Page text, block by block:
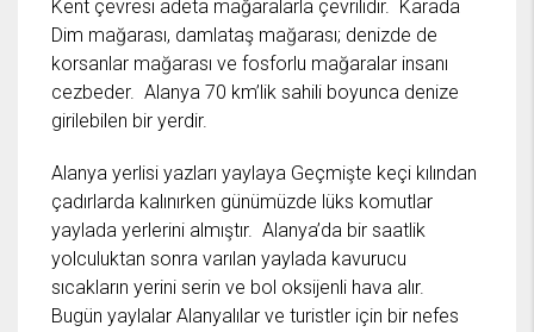
Kent çevresi adeta mağaralarla çevrilidir. Karada
Dim mağarası, damlataş mağarası; denizde de
korsanlar mağarası ve fosforlu mağaralar insanı
cezbeder. Alanya 70 km’lik sahili boyunca denize
girilebilen bir yerdir.
Alanya yerlisi yazları yaylaya Geçmişte keçi kılından
çadırlarda kalınırken günümüzde lüks komutlar
yaylada yerlerini almıştır. Alanya’da bir saatlik
yolculuktan sonra varılan yaylada kavurucu
sıcakların yerini serin ve bol oksijenli hava alır.
Bugün yaylalar Alanyalılar ve turistler için bir nefes